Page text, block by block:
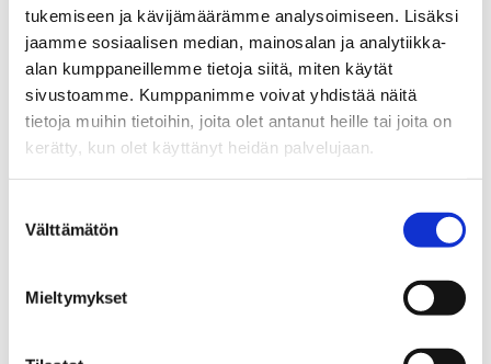
tukemiseen ja kävijämäärämme analysoimiseen. Lisäksi
jaamme sosiaalisen median, mainosalan ja analytiikka-
alan kumppaneillemme tietoja siitä, miten käytät
sivustoamme. Kumppanimme voivat yhdistää näitä
tietoja muihin tietoihin, joita olet antanut heille tai joita on
kerätty, kun olet käyttänyt heidän palvelujaan.
valinta
Välttämätön
Mieltymykset
Nuoret aikuiset ovat
rahapelihaitoille erityisen
rahapelihaitoille. Yksi mahdollisuus nuorten suojelemiseksi